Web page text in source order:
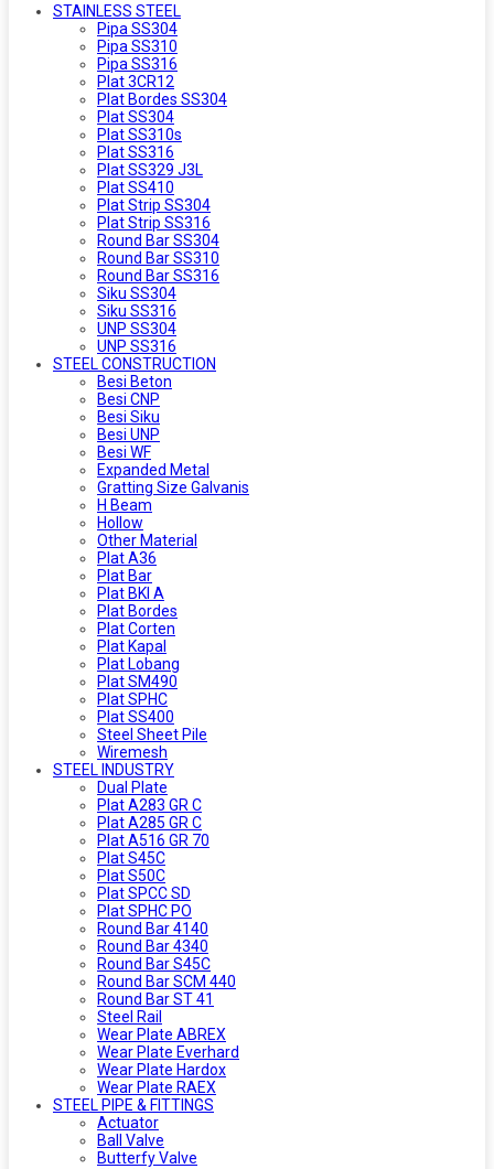
STAINLESS STEEL
Pipa SS304
Pipa SS310
Pipa SS316
Plat 3CR12
Plat Bordes SS304
Plat SS304
Plat SS310s
Plat SS316
Plat SS329 J3L
Plat SS410
Plat Strip SS304
Plat Strip SS316
Round Bar SS304
Round Bar SS310
Round Bar SS316
Siku SS304
Siku SS316
UNP SS304
UNP SS316
STEEL CONSTRUCTION
Besi Beton
Besi CNP
Besi Siku
Besi UNP
Besi WF
Expanded Metal
Gratting Size Galvanis
H Beam
Hollow
Other Material
Plat A36
Plat Bar
Plat BKI A
Plat Bordes
Plat Corten
Plat Kapal
Plat Lobang
Plat SM490
Plat SPHC
Plat SS400
Steel Sheet Pile
Wiremesh
STEEL INDUSTRY
Dual Plate
Plat A283 GR C
Plat A285 GR C
Plat A516 GR 70
Plat S45C
Plat S50C
Plat SPCC SD
Plat SPHC PO
Round Bar 4140
Round Bar 4340
Round Bar S45C
Round Bar SCM 440
Round Bar ST 41
Steel Rail
Wear Plate ABREX
Wear Plate Everhard
Wear Plate Hardox
Wear Plate RAEX
STEEL PIPE & FITTINGS
Actuator
Ball Valve
Butterfy Valve